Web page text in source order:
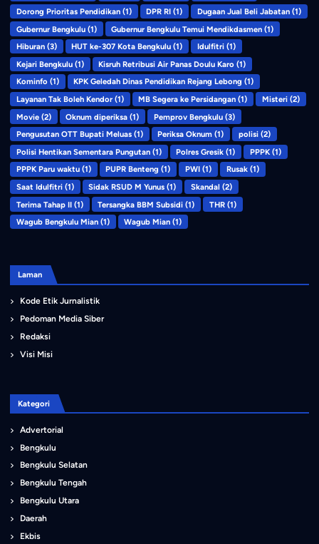
Dorong Prioritas Pendidikan(1) DPR RI (1) Dugaan Jual Beli Jabatan (1)
Gubernur Bengkulu(1) Gubernur Bengkulu Temui Mendikdasmen (1)
Hiburan(3) HUT ke-307 Kota Bengkulu (1) Idulfitri (1)
Kejari Bengkulu(1) Kisruh Retribusi Air Panas Doulu Karo (1)
Kominfo(1) KPK Geledah Dinas Pendidikan Rejang Lebong (1)
Layanan Tak Boleh Kendor(1) MB Segera ke Persidangan (1) Misteri (2)
Movie(2) Oknum diperiksa (1) Pemprov Bengkulu (3)
Pengusutan OTT Bupati Meluas(1) Periksa Oknum (1) polisi (2)
Polisi Hentikan Sementara Pungutan(1) Polres Gresik (1) PPPK (1)
PPPK Paru waktu(1) PUPR Benteng (1) PWI (1) Rusak (1)
Saat Idulfitri(1) Sidak RSUD M Yunus (1) Skandal (2)
Terima Tahap II(1) Tersangka BBM Subsidi (1) THR (1)
Wagub Bengkulu Mian(1) Wagub Mian (1)
Laman
Kode Etik Jurnalistik
Pedoman Media Siber
Redaksi
Visi Misi
Kategori
Advertorial
Bengkulu
Bengkulu Selatan
Bengkulu Tengah
Bengkulu Utara
Daerah
Ekbis